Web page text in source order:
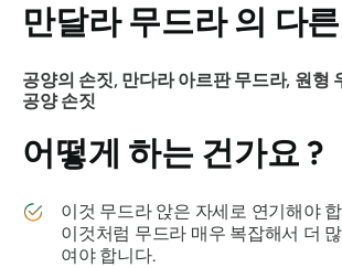
만달라 무드라의 다
공양의 손짓, 만다라아르판 무드라, 원형
공양 손짓
어떻게 하는 건가요?
이것 무드라앉은 자세로 연기해야
이것처럼 무드라 매우 복잡해서 더
여야 합니다.